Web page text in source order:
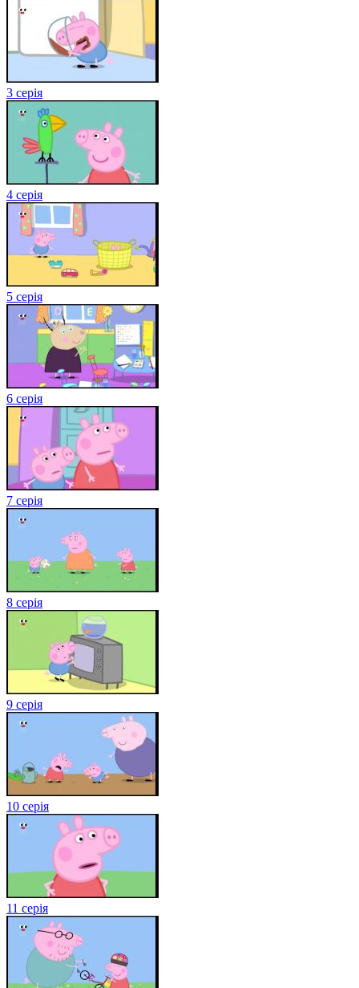
3 серія
4 серія
5 серія
6 серія
7 серія
8 серія
9 серія
10 серія
11 серія